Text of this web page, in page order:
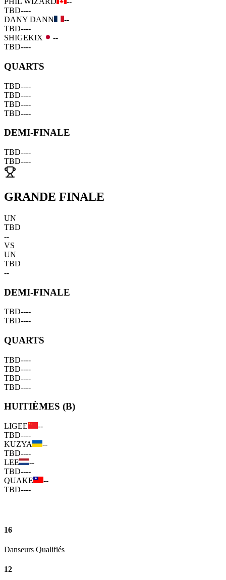
TBD----
DANY DANN
--
TBD----
SHIGEKIX
--
TBD----
QUARTS
TBD----
TBD----
TBD----
TBD----
DEMI-FINALE
TBD----
TBD----
GRANDE FINALE
UN
TBD
--
VS
UN
TBD
--
DEMI-FINALE
TBD----
TBD----
QUARTS
TBD----
TBD----
TBD----
TBD----
HUITIÈMES (B)
LIGEE
--
TBD----
KUZYA
--
TBD----
LEE
--
TBD----
QUAKE
--
TBD----
16
Danseurs Qualifiés
12